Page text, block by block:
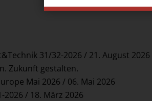
31/32-2026 / 21. August 2026
Zukunft gestalten.
Mai 2026 / 06. Mai 2026
/ 18. März 2026